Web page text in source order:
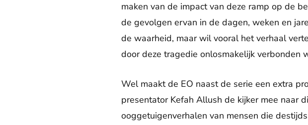
maken van de impact van deze ramp op de
de gevolgen ervan in de dagen, weken en
de waarheid, maar wil vooral het verhaal
door deze tragedie onlosmakelijk verbonden
Wel maakt de EO naast de serie een extra
presentator Kefah Allush de kijker mee naar
ooggetuigenverhalen van mensen die